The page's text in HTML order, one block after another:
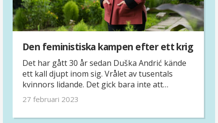
Den feministiska kampen efter ett krig
Det har gått 30 år sedan Duška Andrić kände
ett kall djupt inom sig. Vrålet av tusentals
kvinnors lidande. Det gick bara inte att
ignorera. Mitt under brinnande krig i Bosnien-
kvinnors rättigheter. Sedan dess har hon varit
27 februari 2023